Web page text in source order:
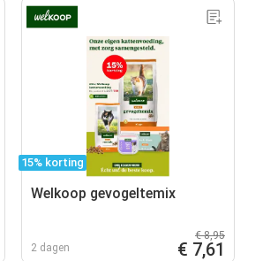
15% korting
Welkoop gevogeltemix
2 dagen
€ 8,95
€ 7,61